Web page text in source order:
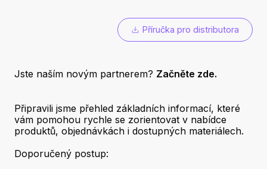
Příručka pro distributora
Jste naším novým partnerem? Začněte zde.
Připravili jsme přehled základních informací, které
vám pomohou rychle se zorientovat v nabídce
produktů, objednávkách i dostupných materiálech.
Doporučený postup: